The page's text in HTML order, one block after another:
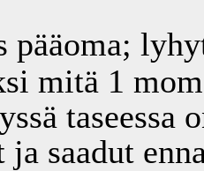
pääoma;
mitä 1
taseessa
ja saadut